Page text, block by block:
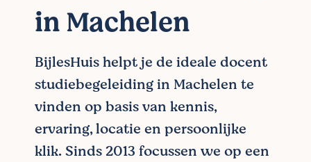
in Machelen
BijlesHuis helpt je de ideale docent
studiebegeleiding in Machelen te
vinden op basis van kennis,
ervaring, locatie en persoonlijke
klik. Sinds 2013 focussen we op een